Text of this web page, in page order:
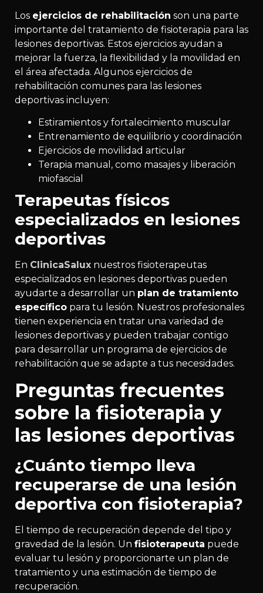
Los ejercicios de rehabilitación son una parte
importante del tratamiento de fisioterapia para las
lesiones deportivas. Estos ejercicios ayudan a
mejorar la fuerza, la flexibilidad y ​​la movilidad en
el área afectada. Algunos ejercicios de
rehabilitación comunes para las lesiones
deportivas incluyen:
Estiramientos y fortalecimiento muscular
Entrenamiento de equilibrio y coordinación
Ejercicios de movilidad articular
Terapia manual, como masajes y liberación
miofascial
Terapeutas físicos
especializados en lesiones
deportivas
En ClinicaSalux nuestros fisioterapeutas
especializados en lesiones deportivas pueden
ayudarte a desarrollar un plan de tratamiento
específico para tu lesión. Nuestros profesionales
tienen experiencia en tratar una variedad de
lesiones deportivas y pueden trabajar contigo
para desarrollar un programa de ejercicios de
rehabilitación que se adapte a tus necesidades.
Preguntas frecuentes
sobre la fisioterapia y
las lesiones deportivas
¿Cuánto tiempo lleva
recuperarse de una lesión
deportiva con fisioterapia?
El tiempo de recuperación depende del tipo y
gravedad de la lesión. Un fisioterapeuta puede
evaluar tu lesión y proporcionarte un plan de
tratamiento y una estimación de tiempo de
recuperación.